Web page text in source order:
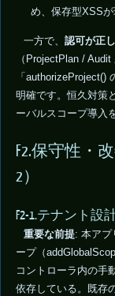
め、保存型XSSが
一方で、 認可が正
（ProjectPlan /
「authorizeProject()
明確です。恒久対策
ーバルスコープ導入
F2.保守性・
2）
F2-1.テナント設
重要な前提: 本アプ
ープ（
コントローラ内の手
依存している。既存